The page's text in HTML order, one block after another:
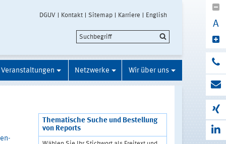
DGUV Kontakt Sitemap Karriere English
A
Veranstaltungen Netzwerke Wir über uns
Thematische Suche und Bestellung
von Reports